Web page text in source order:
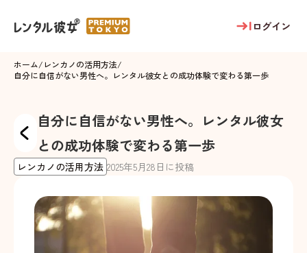
ログイン
ホーム/レンカノの活用方法/
自分に自信がない男性へ。レンタル彼女との成功体験で変わる第一歩
自分に自信がない男性へ。レンタル彼女
との成功体験で変わる第一歩
レンカノの活用方法 2025年5月28 日に投稿